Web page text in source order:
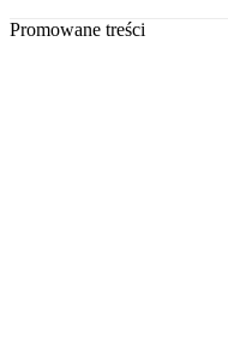
Promowane treści